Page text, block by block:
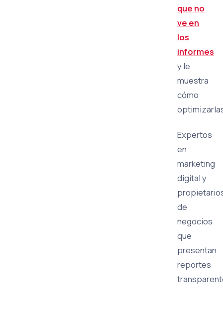
que no
ve en
los
informes
y le
muestra
cómo
Expertos
en
marketing
digital y
de
negocios
que
presentan
reportes